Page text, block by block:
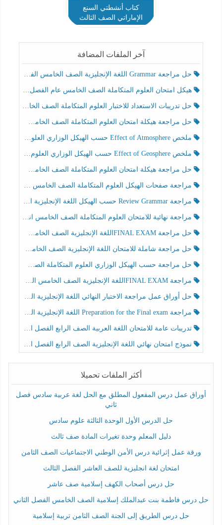
كتاب أنشطتي السنع
الإماراتي الصف الثالث
آخر الملفات المضافة
حل مراجعة Grammar اللغة الإنجليزية الصف الخامس الفصل الثالث
هيكل امتحان العلوم المتكاملة الصف الخامس عام الفصل الدراسي الثالث 2025-2026
حل تدريبات الاستعداد للاختبار العلوم المتكاملة الصف الخامس عام الفصل الثالث
حل مراجعة هيكلة امتحان العلوم المتكاملة الصف الخامس انسبير الفصل الثالث
ملخص Effect of Atmosphere حسب الهيكل الوزاري العلوم المتكاملة الصف الخامس انسبير الفصل الثالث
ملخص Effect of Geosphere حسب الهيكل الوزاري العلوم المتكاملة الصف الخامس انسبير الفصل الثالث
حل مراجعة هيكلة امتحان العلوم المتكاملة الصف الخامس عام الفصل الثالث
مراجعة صفحات الهيكل العلوم المتكاملة الصف الخامس انسبير الفصل الثالث
مراجعة Review Grammar حسب الهيكل اللغة الإنجليزية الصف الخامس الفصل الثالث
مراجعة نهائية للامتحان العلوم المتكاملة الصف الخامس انسبير الفصل الثالث
حل مراجعة FINAL EXAMاللغة الإنجليزية الصف الخامس الفصل الثالث
حل مراجعة شاملة للامتحان اللغة الإنجليزية الصف الخامس الفصل الثالث
حل مراجعة حسب الهيكل الوزاري العلوم المتكاملة الصف الخامس عام الفصل الثالث
مراجعة FINAL EXAMاللغة الإنجليزية الصف الخامس الفصل الثالث
حل أوراق عمل مراجعة الاختبار النهائي اللغة الإنجليزية الصف الرابع الفصل الثالث
مراجعة Preparation for the Final exam اللغة الإنجليزية الصف الرابع الفصل الثالث
تدريبات عامة للامتحان اللغة العربية الصف الرابع الفصل الثالث
نموذج امتحان نهائي اللغة الإنجليزية الصف الرابع الفصل الثالث
أكثر الملفات تحميلا
أوراق عمل درس المفعول المطلق مع الحل لغة عربية سادس فصل
ثاني
حل الدرس الأول الوحدة الثالثة علوم سادس
دليل المعلم وحدة تغيرات المادة صف ثالث
ورقة عمل إثرائية درس الأمن الوطني الاجتماعيات الصف الثامن
امتحان لغة انجليزية للصف العاشر الفصل الثالث
حل درس أصحاب الكهف إسلامية صف عاشر
حل درس فاطمة بنت عبدالملك إسلامية الصف الخامس الفصل الثاني
حل درس الطريق إلى الجنة الصف الثامن تربية إسلامية